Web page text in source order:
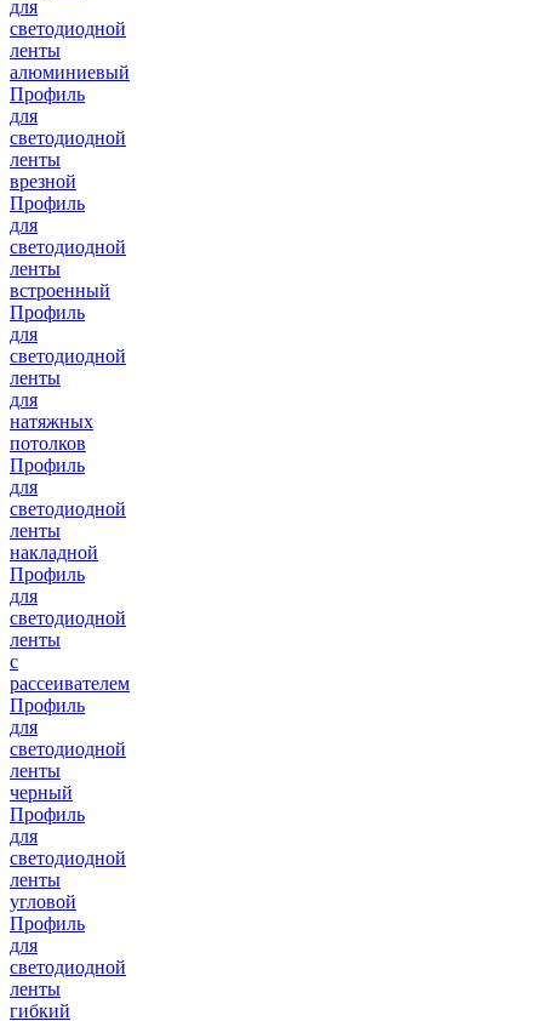
для
светодиодной
ленты
алюминиевый
Профиль
для
светодиодной
ленты
врезной
Профиль
для
светодиодной
ленты
встроенный
Профиль
для
светодиодной
ленты
для
натяжных
потолков
Профиль
для
светодиодной
ленты
накладной
Профиль
для
светодиодной
ленты
с
рассеивателем
Профиль
для
светодиодной
ленты
черный
Профиль
для
светодиодной
ленты
угловой
Профиль
для
светодиодной
ленты
гибкий